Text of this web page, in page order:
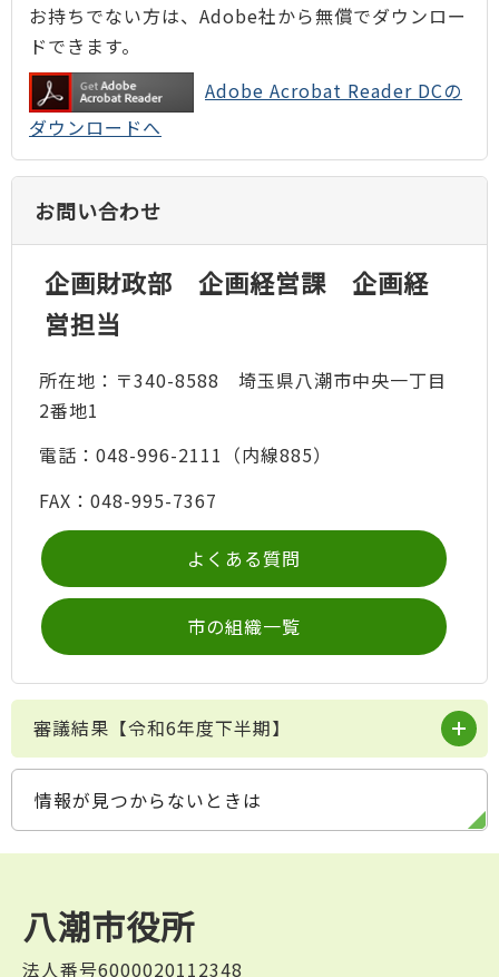
お持ちでない方は、Adobe社から無償でダウンロー
ドできます。
Adobe Acrobat Reader DCの
ダウンロードへ
お問い合わせ
企画財政部 企画経営課 企画経
営担当
所在地：〒340-8588 埼玉県八潮市中央一丁目
2番地1
電話：048-996-2111（内線885）
FAX：048-995-7367
よくある質問
市の組織一覧
審議結果【令和6年度下半期】
情報が見つからないときは
八潮市役所
法人番号6000020112348